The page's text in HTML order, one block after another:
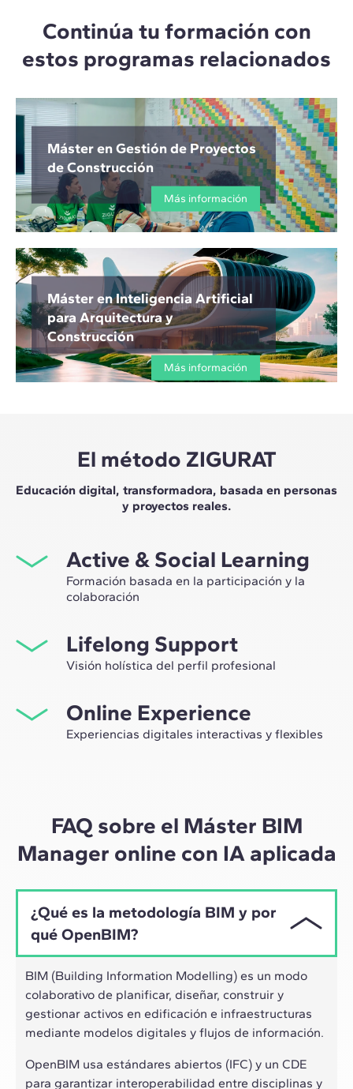
Continúa tu formación con
estos programas relacionados
Máster en Gestión de Proyectos
de Construcción
Más información
Máster en Inteligencia Artificial
para Arquitectura y
Construcción
Más información
El método ZIGURAT
Educación digital, transformadora, basada en personas
y proyectos reales.
Active & Social Learning
Formación basada en la participación y la
colaboración
network profesional, sino tener la ocasión única de
participar en grupos de trabajo seleccionados,
asesorados por el expertise de nuestros profesores,
construcción.
Lifelong Support
Visión holística del perfil profesional
Máster, te acompañamos para tener una visión crítica y
360º de tu futuro como experto en el sector.
Online Experience
Experiencias digitales interactivas y flexibles
ritmo híbrido de los profesionales actuales.
FAQ sobre el Máster BIM
Manager online con IA aplicada
¿Qué es la metodología BIM y por
qué OpenBIM?
BIM (Building Information Modelling) es un modo
colaborativo de planificar, diseñar, construir y
gestionar activos en edificación e infraestructuras
mediante modelos digitales y flujos de información.
OpenBIM usa estándares abiertos (IFC) y un CDE
para garantizar interoperabilidad entre disciplinas y